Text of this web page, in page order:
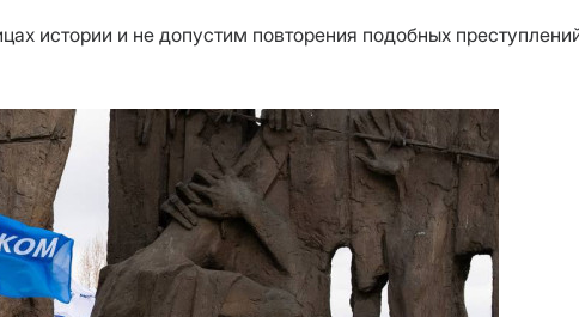
истории и не допустим повторения подобных